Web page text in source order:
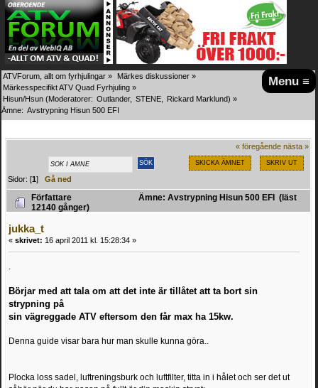
Menu ≡
ATVForum, allt om fyrhjulingar » Märkes diskussioner »
Märkesspecifikt ATV Quad Fyrhjuling »
Hisun/Hsun (Moderatorer: Outlander, STENE Rickard Marklund) »
Ämne: Avstrypning Hisun 500 EFI
« föregående nästa »
SKICKA ÄMNET SKRIV UT
Sidor: [1]Gå ned
Författare
Ämne: Avstrypning Hisun 500 EFI (läst
12140 gånger)
jukka_t
« skrivet: 16 april 2011 kl. 15:28:34 »
.
Börjar med att tala om att det inte är tillåtet att ta bort sin
strypning på
sin vägreggade ATV eftersom den får max ha 15kw.
Denna guide visar bara hur man skulle kunna göra..
Plocka loss sadel, luftreningsburk och luftfilter, titta in i hålet och ser det ut